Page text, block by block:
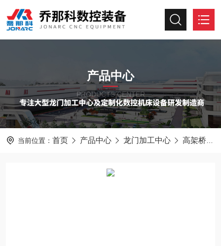
产品中心
PRODUCTS CENTER
当前位置： 首页 产品中心 龙门加工中心 高架桥式龙门加工中心